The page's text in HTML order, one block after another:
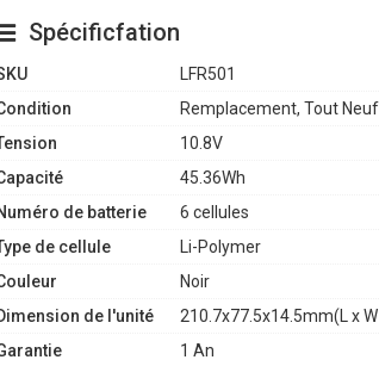
Spécificfation
LFR501
Remplacement, Tout Neuf
10.8V
45.36Wh
de batterie
6 cellules
de cellule
Li-Polymer
Noir
de l'unité
210.7x77.5x14.5mm(L x W
1 An